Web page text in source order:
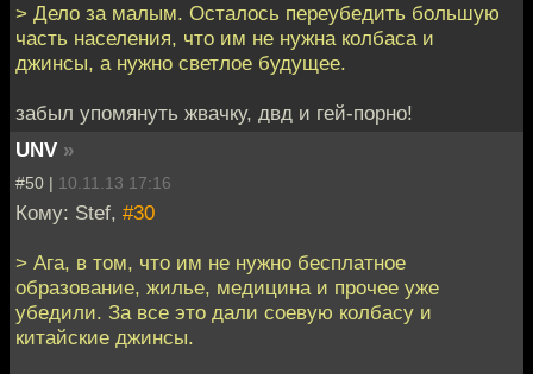
> Дело за малым. Осталось переубедить большую
часть населения, что им не нужна колбаса и
джинсы, а нужно светлое будущее.
забыл упомянуть жвачку, двд и гей-порно!
UNV »
#50 | 10.11.13 17:16
Кому: Stef, #30
> Ага, в том, что им не нужно бесплатное
образование, жилье, медицина и прочее уже
убедили. За все это дали соевую колбасу и
китайские джинсы.